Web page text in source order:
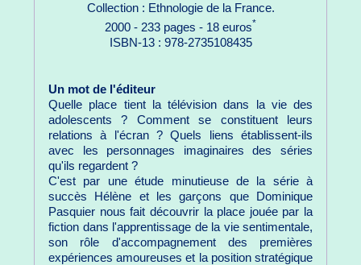
Collection : Ethnologie de la France.
2000 - 233 pages - 18 euros*
ISBN-13 : 978-2735108435
Un mot de l'éditeur
Quelle place tient la télévision dans la vie des
adolescents ? Comment se constituent leurs
relations à l'écran ? Quels liens établissent-ils
avec les personnages imaginaires des séries
qu'ils regardent ?
C'est par une étude minutieuse de la série à
succès Hélène et les garçons que Dominique
Pasquier nous fait découvrir la place jouée par la
fiction dans l'apprentissage de la vie sentimentale,
son rôle d'accompagnement des premières
expériences amoureuses et la position stratégique